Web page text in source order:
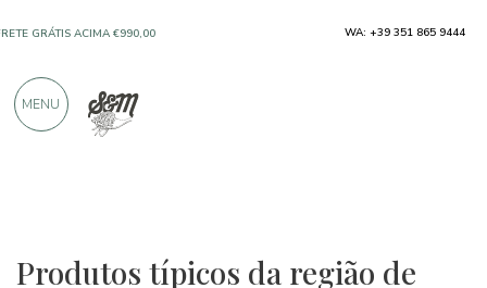
Produtos típicos da região de
GRÁTIS ACIMA €990,00
PRODUTOS DE EXCELENTES
WA: +39 351 865 9444
MENU